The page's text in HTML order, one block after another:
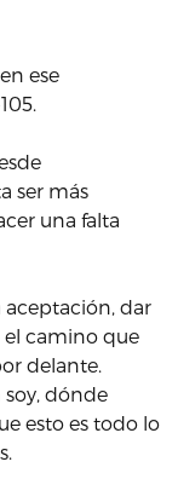
ese
ser más
una falta
aceptación, dar
el camino que
delante.
dónde
esto es todo lo